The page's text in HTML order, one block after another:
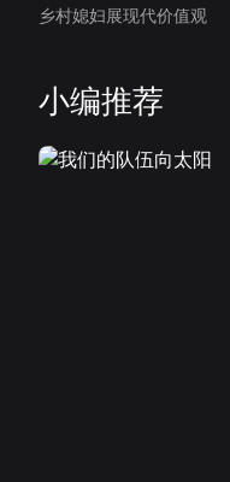
乡村媳妇展现代价值观
小编推荐
会员